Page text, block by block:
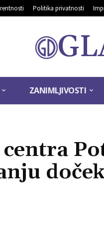
Politika privatnosti
ZANIMLJIVOSTI